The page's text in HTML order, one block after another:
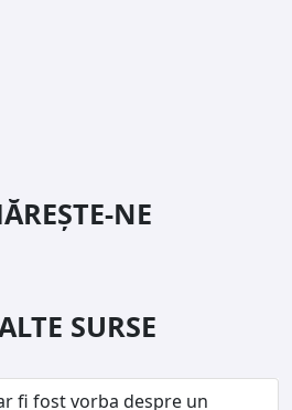
NE
SURSE
fi fost vorba despre un